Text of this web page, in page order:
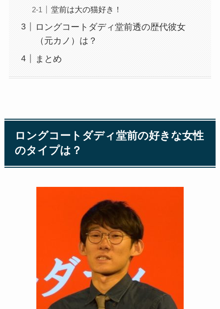
堂前は大の猫好き！
ロングコートダディ堂前透の歴代彼女
（元カノ）は？
まとめ
ロングコートダディ堂前の好きな女性
のタイプは？